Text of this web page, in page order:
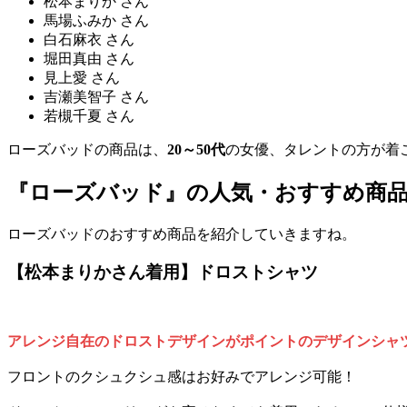
馬場ふみか さん
白石麻衣 さん
堀田真由 さん
見上愛 さん
吉瀬美智子 さん
若槻千夏 さん
ローズバッドの商品は、 20～50代の女優、タレントの方が着
『ローズバッド』の人気・おすすめ商品
ローズバッドのおすすめ商品を紹介していきますね。
【松本まりかさん着用】ドロストシャツ
アレンジ自在のドロストデザインがポイントのデザインシャ
フロントのクシュクシュ感はお好みでアレンジ可能！